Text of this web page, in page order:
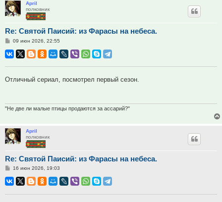
April
полковник
Re: Святой Паисий: из Фарасы на небеса.
Сообщение
09 июн 2026, 22:55
Отличный сериал, посмотрел первый сезон.
"Не две ли малые птицы продаются за ассарий?"
April
полковник
Re: Святой Паисий: из Фарасы на небеса.
Сообщение
16 июн 2026, 19:03